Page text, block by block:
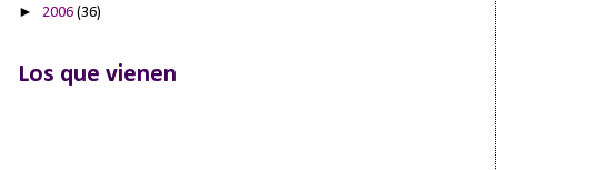
► 2006 (36)
Los que vienen